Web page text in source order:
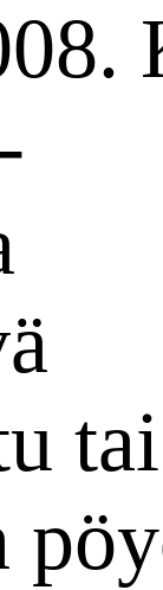
tai